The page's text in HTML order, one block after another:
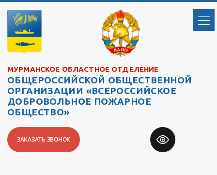
МУРМАНСКОЕ ОБЛАСТНОЕ ОТДЕЛЕНИЕ
ОБЩЕРОССИЙСКОЙ ОБЩЕСТВЕННОЙ
ОРГАНИЗАЦИИ «ВСЕРОССИЙСКОЕ
ДОБРОВОЛЬНОЕ ПОЖАРНОЕ
ОБЩЕСТВО»
ЗАКАЗАТЬ ЗВОНОК